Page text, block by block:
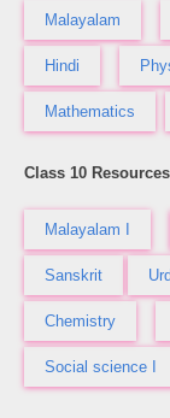
Malayalam
Hindi
Mathematics
Class 10 Resources
Malayalam I
Sanskrit
Chemistry
Social science I